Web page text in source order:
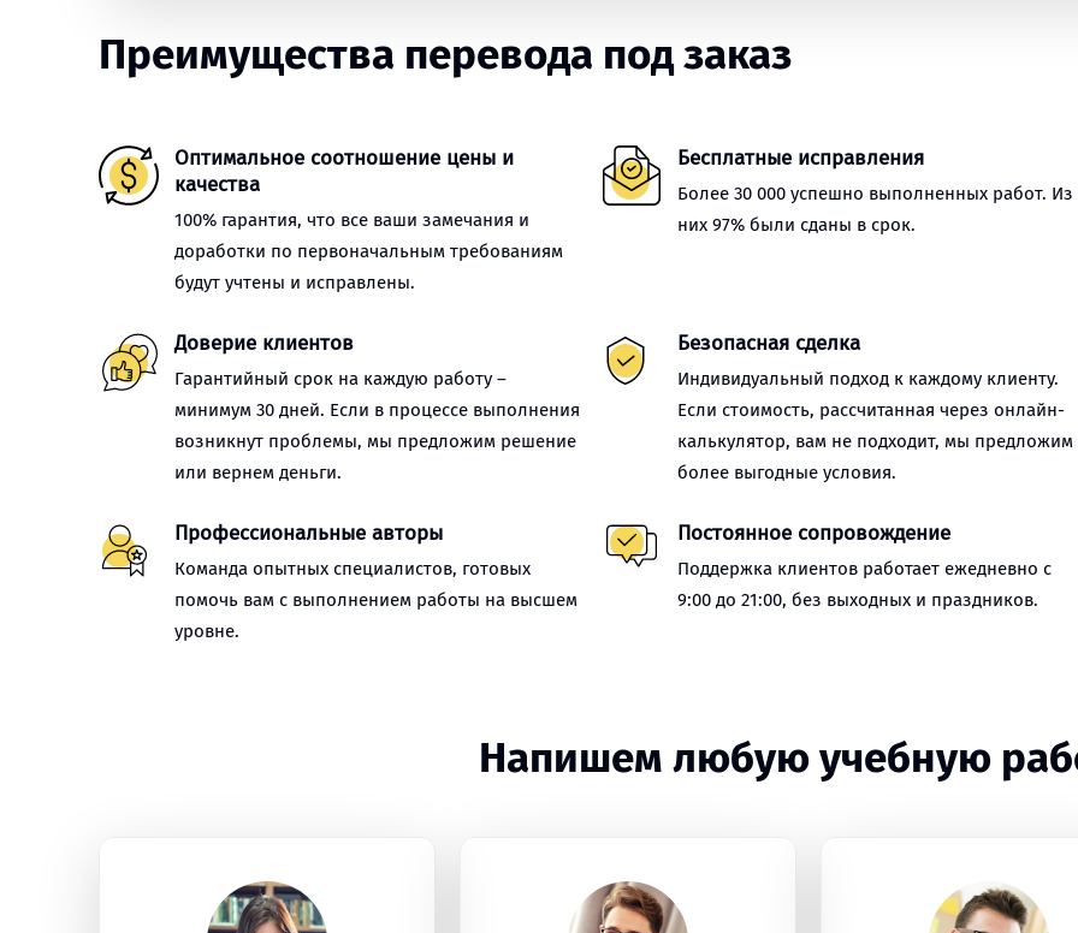
Преимущества перевода под заказ
Оптимальное соотношение цены и
качества
100% гарантия, что все ваши замечания и
доработки по первоначальным требованиям
будут учтены и исправлены.
Бесплатные исправления
Более 30 000 успешно выполненных работ. Из
них 97% были сданы в срок.
Доверие клиентов
Гарантийный срок на каждую работу –
минимум 30 дней. Если в процессе выполнения
возникнут проблемы, мы предложим решение
или вернем деньги.
Безопасная сделка
Индивидуальный подход к каждому клиенту.
Если стоимость, рассчитанная через онлайн-
калькулятор, вам не подходит, мы предложим
более выгодные условия.
Профессиональные авторы
Команда опытных специалистов, готовых
помочь вам с выполнением работы на высшем
уровне.
Постоянное сопровождение
Поддержка клиентов работает ежедневно с
9:00 до 21:00, без выходных и праздников.
Напишем любую учебную